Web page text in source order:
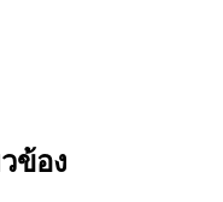
ข้อง